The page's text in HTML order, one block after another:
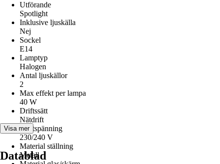
Utförande
Spotlight
Inklusive ljuskälla
Nej
Sockel
E14
Lamptyp
Halogen
Antal ljuskällor
2
Max effekt per lampa
40 W
Driftssätt
Nätdrift
Driftspänning
230/240 V
Material ställning
Metall
Visa mer
Datablad